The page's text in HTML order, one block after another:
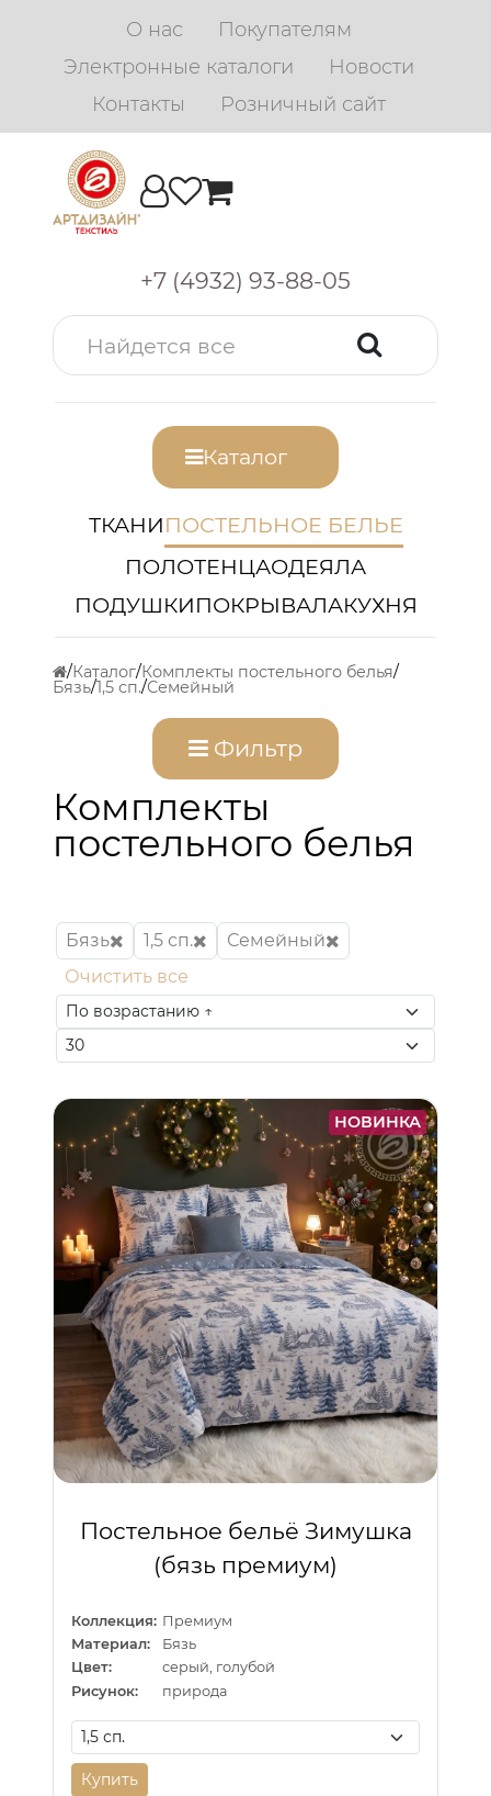
О нас
Покупателям
Электронные каталоги
Новости
Контакты
Розничный сайт
+7 (4932) 93-88-05
Каталог
ТКАНИПОСТЕЛЬНОЕ БЕЛЬЕ
ПОЛОТЕНЦАОДЕЯЛА
ПОДУШКИПОКРЫВАЛАКУХНЯ
Каталог Комплекты постельного белья
Бязь 1,5 сп. Семейный
Фильтр
Комплекты
постельного белья
Бязь 1,5 сп.
Семейный
Очистить все
НОВИНКА
Постельное бельё Зимушка
(бязь премиум)
Коллекция: Премиум
Материал:
Бязь
Цвет:
серый, голубой
Рисунок:
природа
Купить